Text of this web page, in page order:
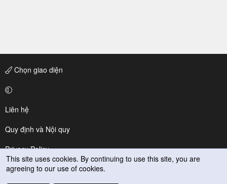
Chọn giao diện
Liên hệ
Quy định và Nội quy
Privacy Policy
Trợ giúp
This site uses cookies. By continuing to use this site, you are
agreeing to our use of cookies.